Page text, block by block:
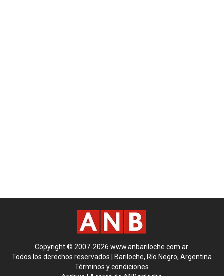
Copyright © 2007-2026 www.anbariloche.com.ar
Todos los derechos reservados | Bariloche, Río Negro, Argentina
Términos y condiciones